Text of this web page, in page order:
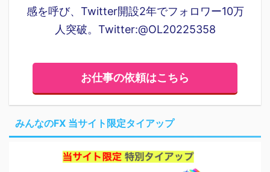
感を呼び、Twitter開設2年でフォロワー10万
人突破。Twitter:@OL20225358
お仕事の依頼はこちら
みんなのFX 当サイト限定タイアップ